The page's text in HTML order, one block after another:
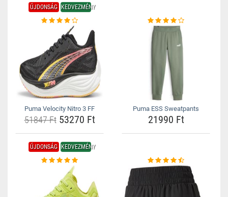
ÚJDONSÁG KEDVEZMÉNY
Puma Velocity Nitro 3 FF
51847 Ft53270 Ft
Puma ESS Sweatpants
21990 Ft
ÚJDONSÁG KEDVEZMÉNY